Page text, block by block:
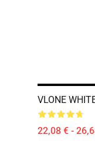
VLONE
22,08 € -